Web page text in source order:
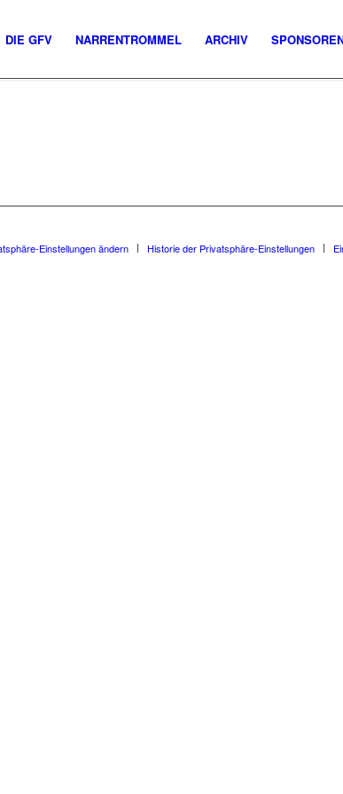
DIE GFV NARRENTROMMEL ARCHIV
Einstellungen ändern Historie der Privatsphäre-Einstellungen